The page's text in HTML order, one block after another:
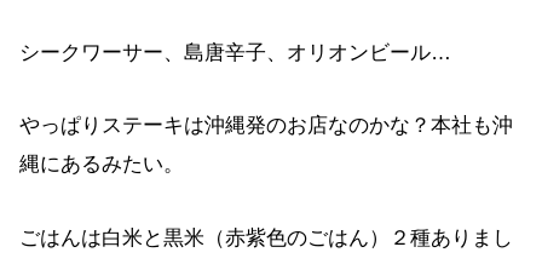
シークワーサー、島唐辛子、オリオンビール…
やっぱりステーキは沖縄発のお店なのかな？本社も沖
縄にあるみたい。
ごはんは白米と黒米（赤紫色のごはん）２種ありまし